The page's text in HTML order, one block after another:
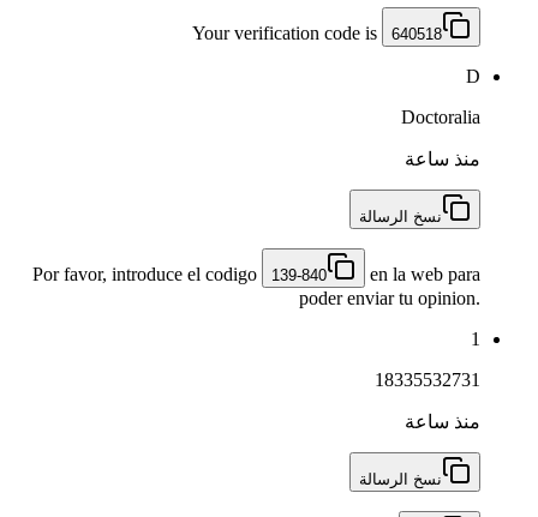
Your verification code is 640518
D
Doctoralia
منذ ساعة
نسخ الرسالة
Por favor, introduce el codigo 139-840
en la web para
poder enviar tu opinion.
1
18335532731
منذ ساعة
نسخ الرسالة